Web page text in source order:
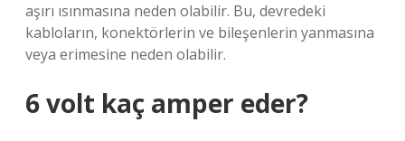
aşırı ısınmasına neden olabilir. Bu, devredeki
kabloların, konektörlerin ve bileşenlerin yanmasına
veya erimesine neden olabilir.
6 volt kaç amper eder?